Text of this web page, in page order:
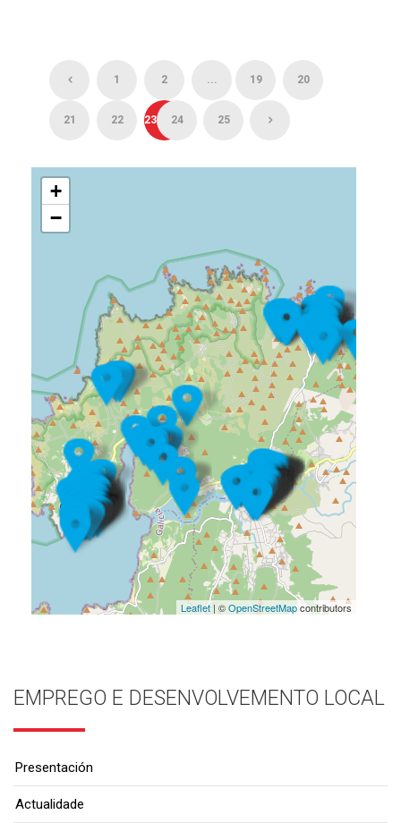
1 2 ... 19 20
21 22 23 24 25
+
−
Leaflet| ©OpenStreetMapcontributors
EMPREGO E DESENVOLVEMENTO LOCAL
Presentación
Actualidade